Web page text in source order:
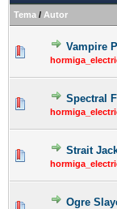
Tema / Autor
Vampire
Spectral
Strait
Ogre